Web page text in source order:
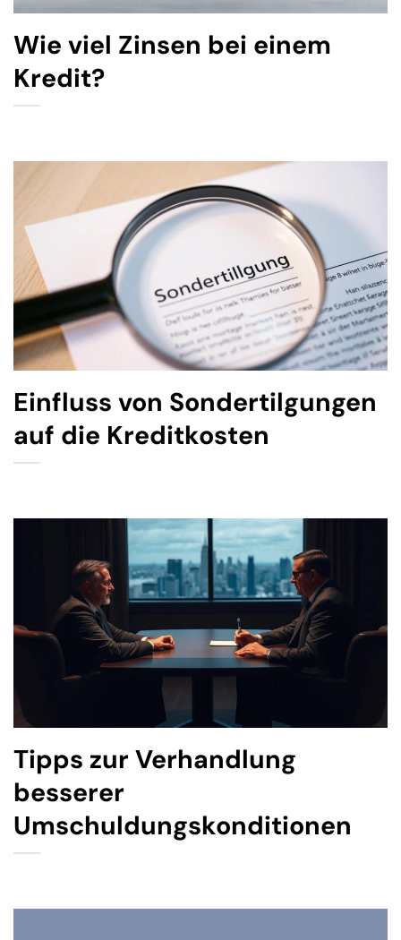
Wie viel Zinsen bei einem
Kredit?
Einfluss von Sondertilgungen
auf die Kreditkosten
Tipps zur Verhandlung
besserer
Umschuldungskonditionen